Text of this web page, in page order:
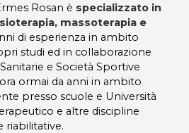
Rosan è specializzato in
massoterapia e
di esperienza in ambito
studi ed in collaborazione
e Società Sportive
ormai da anni in ambito
presso scuole e Università
e altre discipline
riabilitative.